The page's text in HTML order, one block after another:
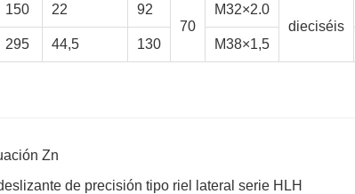
150 22
92
70
M32×2.0
dieciséis
295 44,5 130 M38×1,5
Zn
de precisión tipo riel lateral serie HLH